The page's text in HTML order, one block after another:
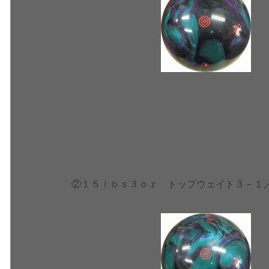
②１５ｌｂｓ３ｏｚ トップウェイト３－１